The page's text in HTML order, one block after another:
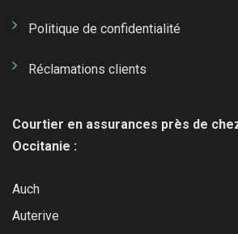
Politique de confidentialité
Réclamations clients
Courtier en assurances près de
Occitanie :
Auch
Auterive